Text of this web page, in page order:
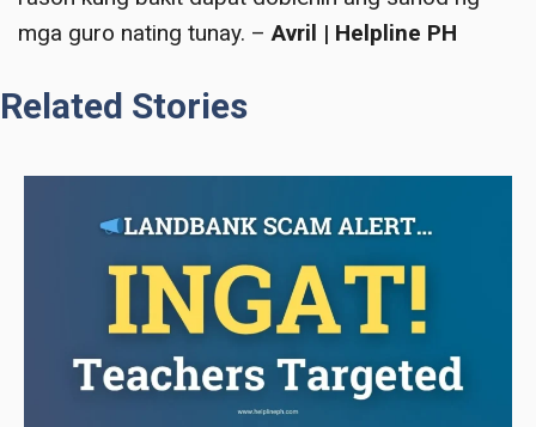
mga guro nating tunay. –Avril | Helpline PH
Related Stories